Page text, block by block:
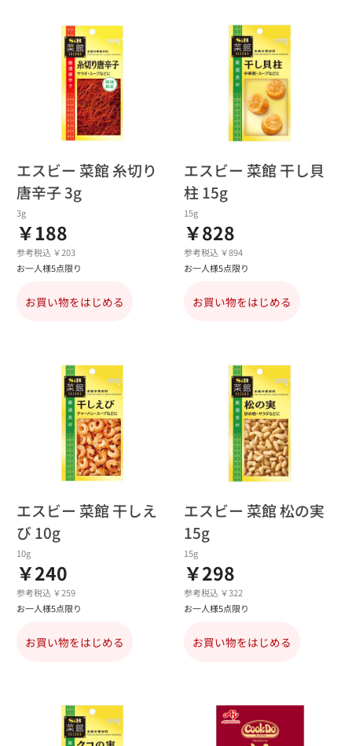
エスビー 菜館 糸切り
唐辛子 3g
3g
￥188
参考税込 ￥203
お一人様5点限り
お買い物をはじめる
エスビー 菜館 干し貝
柱 15g
15g
￥828
参考税込 ￥894
お一人様5点限り
お買い物をはじめる
エスビー 菜館 干しえ
び 10g
10g
￥240
参考税込 ￥259
お一人様5点限り
お買い物をはじめる
エスビー 菜館 松の実
15g
15g
￥298
参考税込 ￥322
お一人様5点限り
お買い物をはじめる